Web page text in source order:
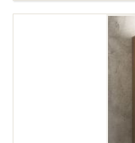
Grafit fa